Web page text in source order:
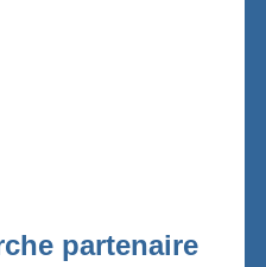
partenaire